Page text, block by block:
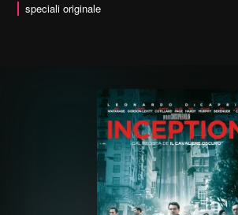
speciali originale